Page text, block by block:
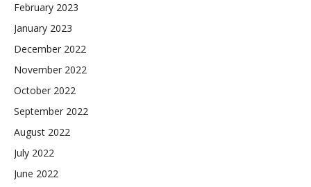
February 2023
January 2023
December 2022
November 2022
October 2022
September 2022
August 2022
July 2022
June 2022